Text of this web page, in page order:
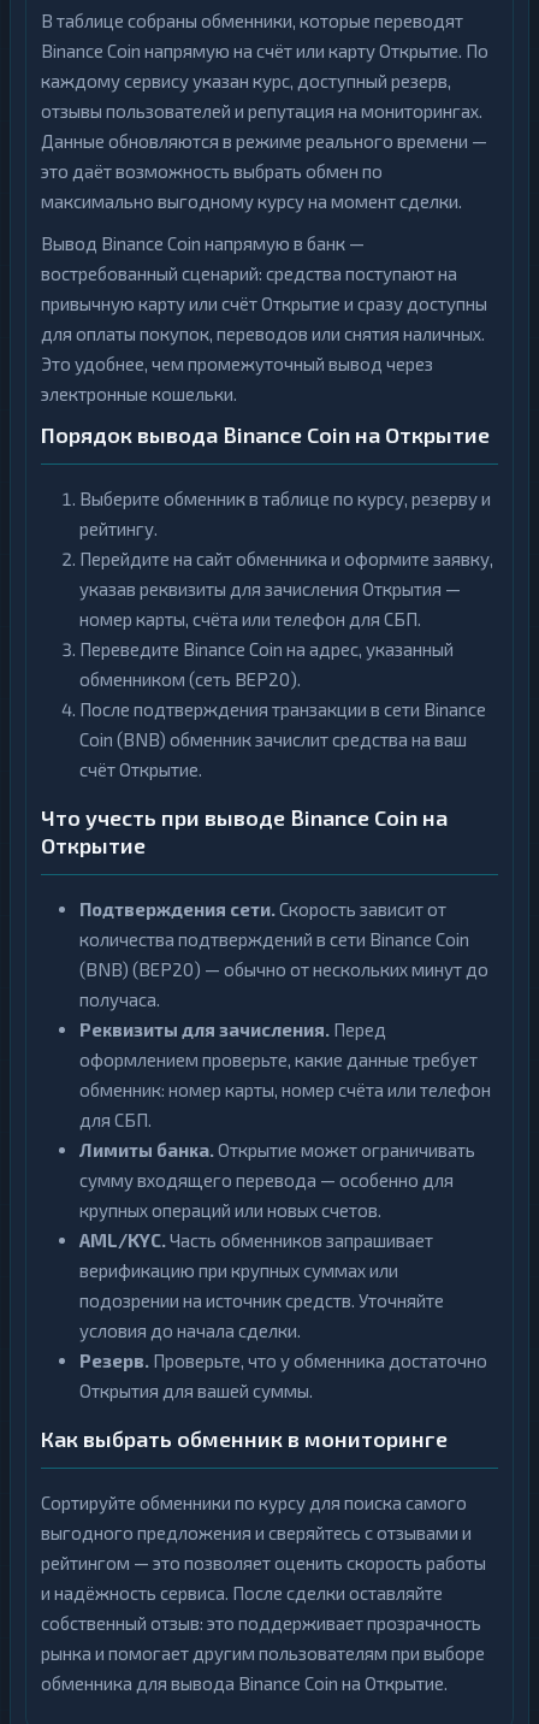
В таблице собраны обменники, которые переводят
Binance Coin напрямую на счёт или карту Открытие. По
каждому сервису указан курс, доступный резерв,
отзывы пользователей и репутация на мониторингах.
Данные обновляются в режиме реального времени —
это даёт возможность выбрать обмен по
максимально выгодному курсу на момент сделки.
Вывод Binance Coin напрямую в банк —
востребованный сценарий: средства поступают на
привычную карту или счёт Открытие и сразу доступны
для оплаты покупок, переводов или снятия наличных.
Это удобнее, чем промежуточный вывод через
электронные кошельки.
Порядок вывода Binance Coin на Открытие
Выберите обменник в таблице по курсу, резерву и
рейтингу.
Перейдите на сайт обменника и оформите заявку,
указав реквизиты для зачисления Открытия —
номер карты, счёта или телефон для СБП.
Переведите Binance Coin на адрес, указанный
обменником (сеть BEP20).
После подтверждения транзакции в сети Binance
Coin (BNB) обменник зачислит средства на ваш
счёт Открытие.
Что учесть при выводе Binance Coin на
Открытие
Подтверждения сети.Скорость зависит от
количества подтверждений в сети Binance Coin
(BNB) (BEP20) — обычно от нескольких минут до
получаса.
Реквизиты для зачисления. Перед
оформлением проверьте, какие данные требует
обменник: номер карты, номер счёта или телефон
для СБП.
Лимиты банка.Открытие может ограничивать
сумму входящего перевода — особенно для
крупных операций или новых счетов.
AML/KYC.Часть обменников запрашивает
верификацию при крупных суммах или
подозрении на источник средств. Уточняйте
условия до начала сделки.
Резерв. Проверьте, что у обменника достаточно
Открытия для вашей суммы.
Как выбрать обменник в мониторинге
Сортируйте обменники по курсу для поиска самого
выгодного предложения и сверяйтесь с отзывами и
рейтингом — это позволяет оценить скорость работы
и надёжность сервиса. После сделки оставляйте
собственный отзыв: это поддерживает прозрачность
рынка и помогает другим пользователям при выборе
обменника для вывода Binance Coin на Открытие.